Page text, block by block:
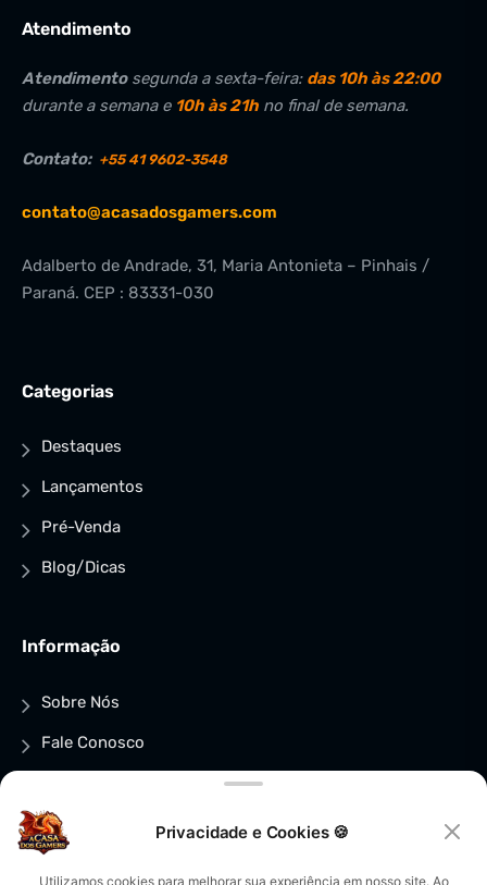
Atendimento
Atendimentosegunda a sexta-feira: das 10h às 22:00
durante a semana e 10h às 21h no final de semana.
Contato: +55 41 9602-3548
contato@acasadosgamers.com
Adalberto de Andrade, 31, Maria Antonieta – Pinhais /
Paraná. CEP : 83331-030
Categorias
Destaques
Lançamentos
Pré-Venda
Blog/Dicas
Informação
Sobre Nós
Fale Conosco
Política de Compra, Reembolso e Devoluções
Privacidade e Cookies 🍪
Utilizamos cookies para melhorar sua experiência em nosso site. Ao